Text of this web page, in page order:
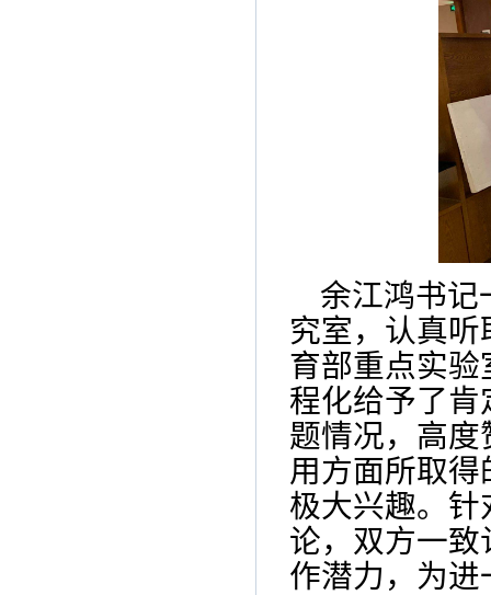
余江鸿书记
究室，认真
育部重点实
程化给予了
题情况，高
用方面所取
极大兴趣。 针
论，双方一
作潜力，为